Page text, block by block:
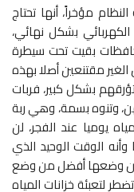
مؤخراً، أنها تحتاج
الكهربائي بشكل نهائي،
بقيت تحت سيطرة
مقتنعين أصلا بهذه
بشكل كبير، فربات
وتنوه بسمة، وهي ربة
يوميا عند الفجر، لن
وأنه الوقت الوحيد الذي
أن وضعها أفضل من وضع
لتعبئة خزانات المياه